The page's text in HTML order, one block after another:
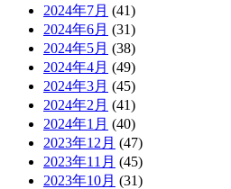
2024年7月 (41)
2024年6月 (31)
2024年5月 (38)
2024年4月 (49)
2024年3月 (45)
2024年2月 (41)
2024年1月 (40)
2023年12月 (47)
2023年11月 (45)
2023年10月 (31)